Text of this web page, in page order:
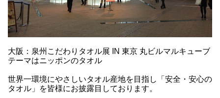
大阪：泉州こだわりタオル展 IN 東京 丸ビルマルキューブ
テーマはニッポンのタオル
世界一環境にやさしいタオル産地を目指し「安全・安心の
タオル」を皆様にお披露目しております。